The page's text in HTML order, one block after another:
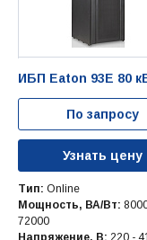
ИБП Eaton 93E 80
По запросу
Узнать цену
Тип: Online
Мощность, ВА/Вт:
72000
Напряжение, В: 220 -